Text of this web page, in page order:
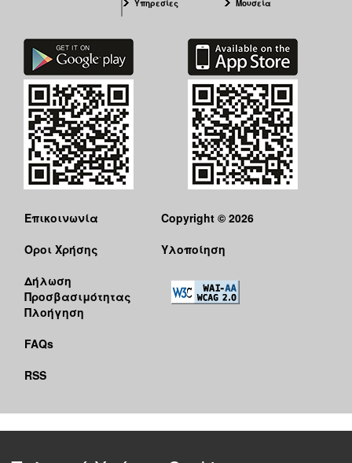
Υπηρεσίες
Μουσεία
Επικοινωνία
Όροι Χρήσης
Δήλωση
Προσβασιμότητας
Πλοήγηση
FAQs
RSS
Copyright © 2026
Υλοποίηση